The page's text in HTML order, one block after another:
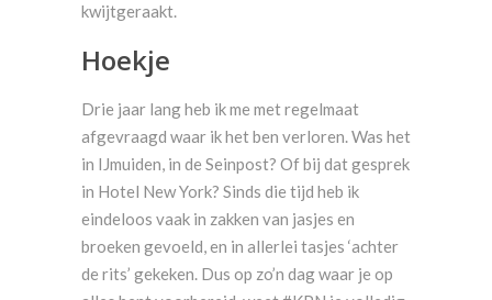
kwijtgeraakt.
Hoekje
Drie jaar lang heb ik me met regelmaat
afgevraagd waar ik het ben verloren. Was het
in IJmuiden, in de Seinpost? Of bij dat gesprek
in Hotel New York? Sinds die tijd heb ik
eindeloos vaak in zakken van jasjes en
broeken gevoeld, en in allerlei tasjes ‘achter
de rits’ gekeken. Dus op zo’n dag waar je op